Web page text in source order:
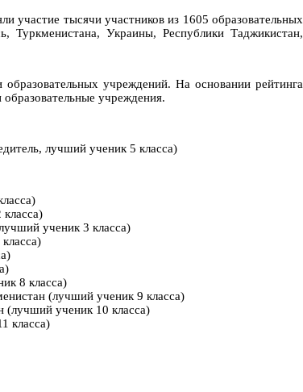
участие тысячи участников из 1605 образовательных
Туркменистана, Украины, Республики Таджикистан,
учреждений. На основании рейтинга
учреждения.
лучший ученик 5 класса)
ученик 3 класса)
8 класса)
(лучший ученик 9 класса)
ученик 10 класса)
класса)